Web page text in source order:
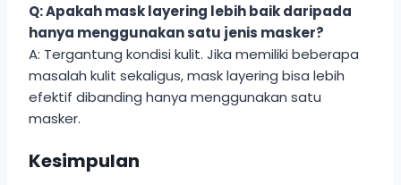
Q: Apakah mask layering lebih baik daripada
hanya menggunakan satu jenis masker?
A: Tergantung kondisi kulit. Jika memiliki beberapa
masalah kulit sekaligus, mask layering bisa lebih
efektif dibanding hanya menggunakan satu
masker.
Kesimpulan